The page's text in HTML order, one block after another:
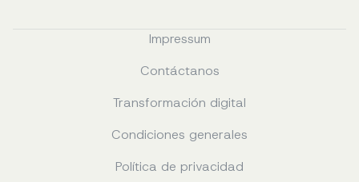
Impressum
Contáctanos
Transformación digital
Condiciones generales
Política de privacidad